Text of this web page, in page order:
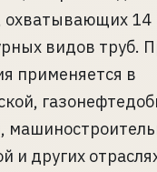
охватывающих 14
видов труб.
применяется в
и других